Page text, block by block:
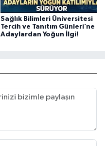
Sağlık Bilimleri Üniversitesi
Tercih ve Tanıtım Günleri’ne
Adaylardan Yoğun İlgi!